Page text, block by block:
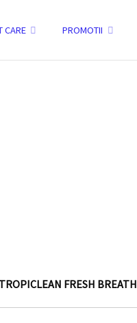
CARE PROMOTII
FRESH BREATH